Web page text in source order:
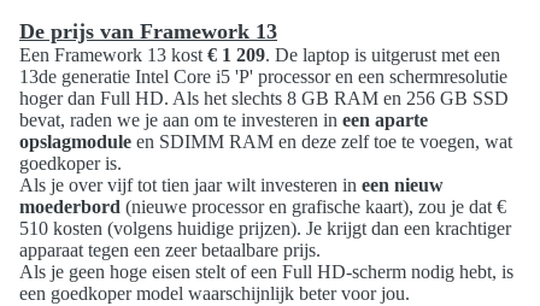
De prijs van Framework 13
Een Framework 13 kost € 1 209. De laptop is uitgerust met een
13de generatie Intel Core i5 'P' processor en een schermresolutie
hoger dan Full HD. Als het slechts 8 GB RAM en 256 GB SSD
bevat, raden we je aan om te investeren in een aparte
opslagmodule en SDIMM RAM en deze zelf toe te voegen, wat
goedkoper is.
Als je over vijf tot tien jaar wilt investeren in een nieuw
moederbord (nieuwe processor en grafische kaart), zou je dat €
510 kosten (volgens huidige prijzen). Je krijgt dan een krachtiger
apparaat tegen een zeer betaalbare prijs.
Als je geen hoge eisen stelt of een Full HD-scherm nodig hebt, is
een goedkoper model waarschijnlijk beter voor jou.